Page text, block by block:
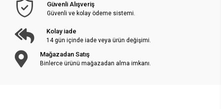
Güvenli Alışveriş
Güvenli ve kolay ödeme sistemi.
Kolay iade
14 gün içinde iade veya ürün değişimi.
Mağazadan Satış
Binlerce ürünü mağazadan alma imkanı.